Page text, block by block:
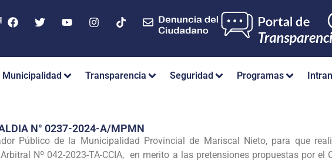
Municipalidad Transparencia Seguridad Programas
N° 0237-2024-A/MPMN
Público de la Municipalidad Provincial de Mariscal Nieto, para que
Nº 042-2023-TA-CCIA, en merito a las pretensiones propuestas por el